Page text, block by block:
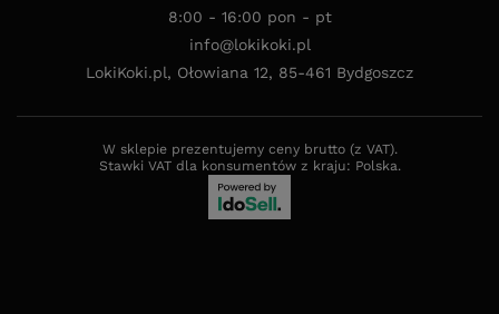
8:00 - 16:00 pon - pt
info@lokikoki.pl
LokiKoki.pl, Ołowiana 12, 85-461 Bydgoszcz
W sklepie prezentujemy ceny brutto (z VAT).
Stawki VAT dla konsumentów z kraju: Polska.